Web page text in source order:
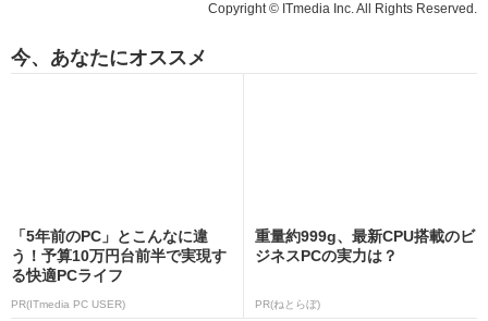
Copyright © ITmedia Inc. All Rights Reserved.
今、あなたにオススメ
「5年前のPC」とこんなに違
う！予算10万円台前半で実現す
る快適PCライフ
PR(ITmedia PC USER)
重量約999g、最新CPU搭載のビ
ジネスPCの実力は？
PR(ねとらぼ)